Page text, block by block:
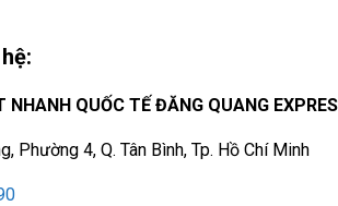
NHANH QUỐC TẾ ĐĂNG QUANG
Phường 4, Q. Tân Bình, Tp. Hồ Chí Minh